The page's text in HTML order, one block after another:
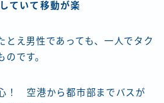
ていて移動が楽
とえ男性であっても、一人でタク
です。
！ 空港から都市部までバスが